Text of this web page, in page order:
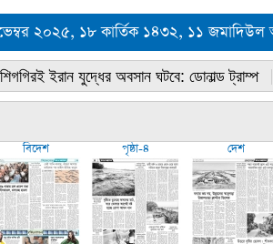
২০২৫, ১৮ কার্তিক ১৪৩২, ১১
ইরান যুদ্ধের অবসান ঘটবে: ডোনাল্ড ট্রাম্প
বিদেশ পৃষ্ঠা-৪ দেশ